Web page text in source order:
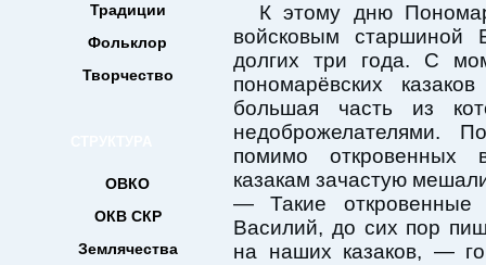
Традиции
Фольклор
Творчество
ОВКО
ОКВ СКР
Землячества
К этому дню
войсковым
долгих три года. C
пономарёвских
большая часть из
недоброжелателями.
помимо откровенных
казакам зачастую
— Такие откровенные
Василий, до сих пор
на наших казаков, —